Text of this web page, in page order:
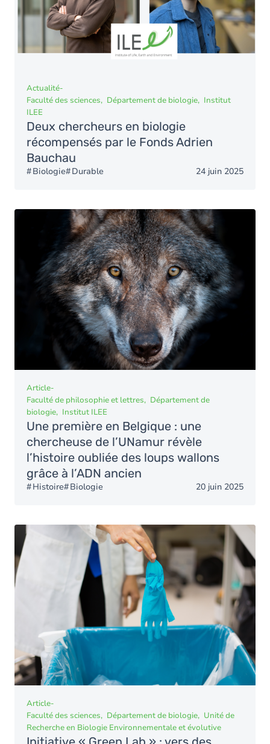
Actualité-
Faculté des sciences
Département de biologie
Institut
ILEE
Deux chercheurs en biologie
récompensés par le Fonds Adrien
Bauchau
Biologie Durable 24 juin 2025
Article-
Faculté de philosophie et lettres
Département de
biologie
Institut ILEE
Une première en Belgique : une
chercheuse de l’UNamur révèle
l’histoire oubliée des loups wallons
grâce à l’ADN ancien
Histoire Biologie 20 juin 2025
Article-
Faculté des sciences
Département de biologie
Unité de
Recherche en Biologie Environnementale et évolutive